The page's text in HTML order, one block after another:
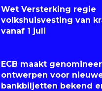
Wet Versterking regie
volkshuisvesting van
vanaf 1 juli
ECB maakt
ontwerpen voor
bankbiljetten bekend